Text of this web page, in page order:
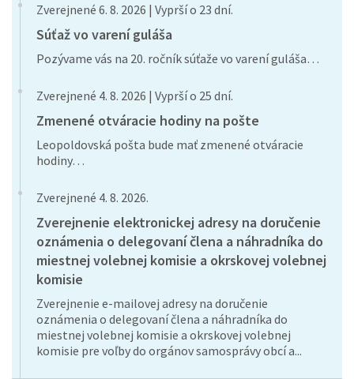
Zverejnené 6. 8. 2026 | Vyprší o 23 dní.
Súťaž vo varení guláša
Pozývame vás na 20. ročník súťaže vo varení guláša…
Zverejnené 4. 8. 2026 | Vyprší o 25 dní.
Zmenené otváracie hodiny na pošte
Leopoldovská pošta bude mať zmenené otváracie
hodiny…
Zverejnené 4. 8. 2026.
Zverejnenie elektronickej adresy na doručenie
oznámenia o delegovaní člena a náhradníka do
miestnej volebnej komisie a okrskovej volebnej
komisie
Zverejnenie e-mailovej adresy na doručenie
oznámenia o delegovaní člena a náhradníka do
miestnej volebnej komisie a okrskovej volebnej
komisie pre voľby do orgánov samosprávy obcí a...